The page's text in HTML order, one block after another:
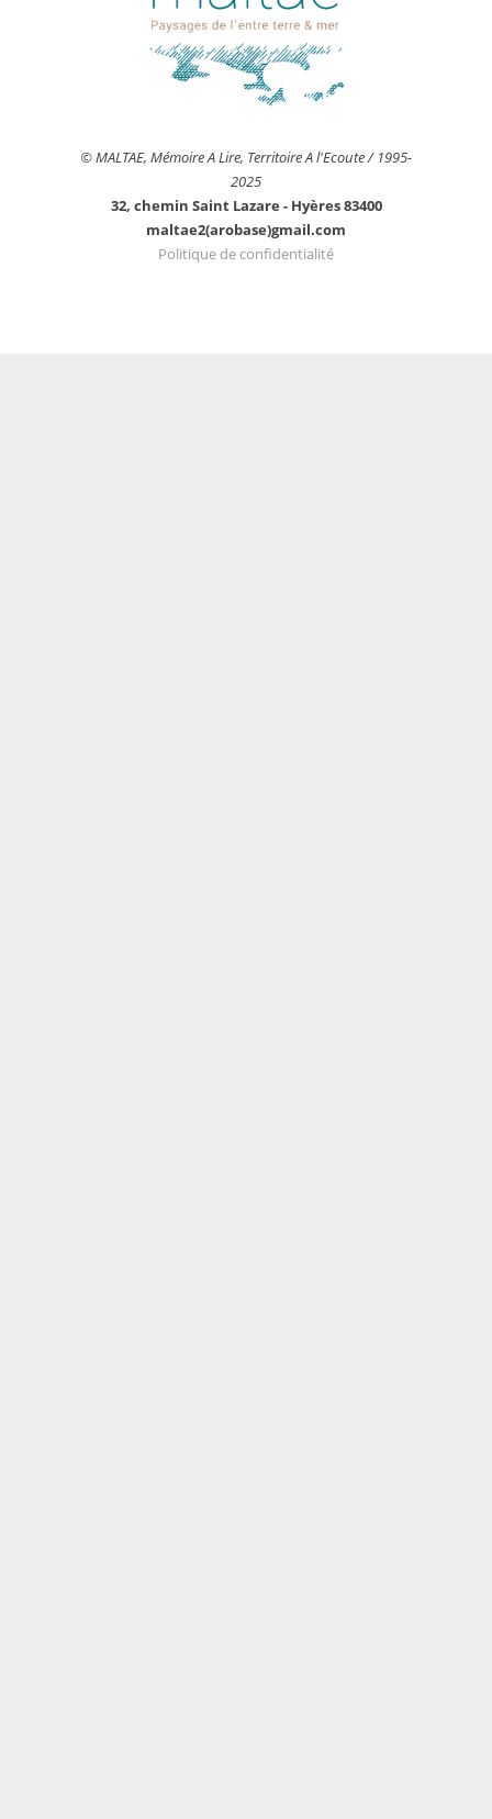
© MALTAE, Mémoire A Lire, Territoire A l'Ecoute / 1995-
2025
32, chemin Saint Lazare - Hyères 83400
maltae2(arobase)gmail.com
Politique de confidentialité